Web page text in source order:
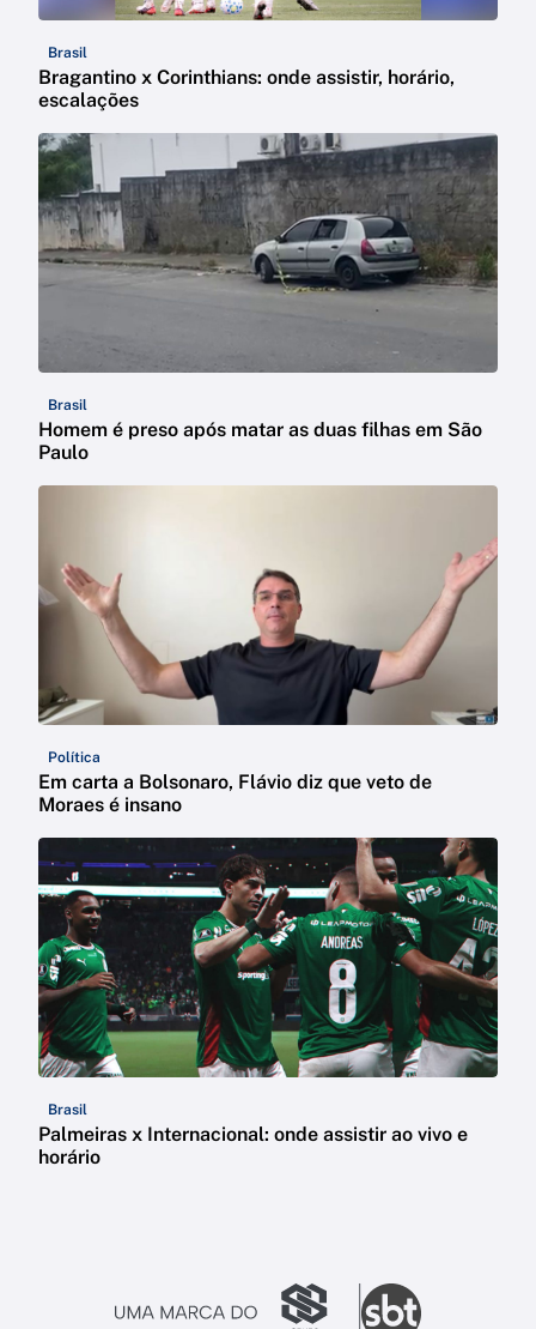
Brasil
Bragantino x Corinthians: onde assistir, horário,
escalações
Brasil
Homem é preso após matar as duas filhas em São
Paulo
Política
Em carta a Bolsonaro, Flávio diz que veto de
Moraes é insano
Brasil
Palmeiras x Internacional: onde assistir ao vivo e
horário